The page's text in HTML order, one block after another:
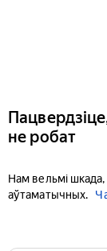
не робат
Нам вельмі
аўтаматычных.